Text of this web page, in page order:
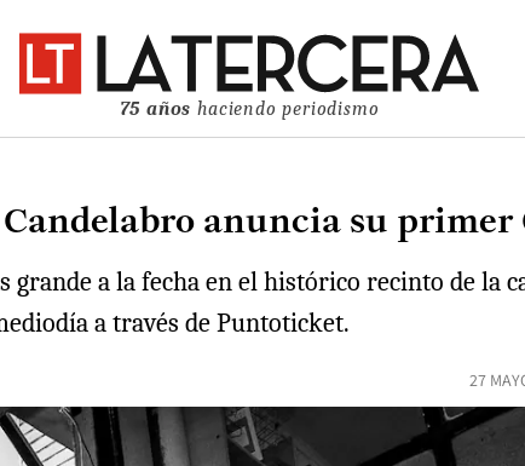
75 años haciendo periodismo
anuncia su
a la fecha en el histórico recinto de la
a través de Puntoticket.
27